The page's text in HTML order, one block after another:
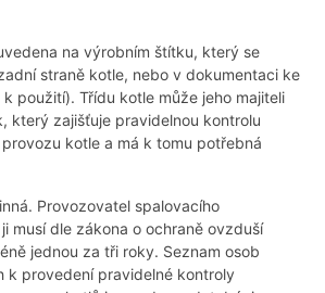
na výrobním štítku, který se
straně kotle, nebo v dokumentaci ke
použití). Třídu kotle může jeho majiteli
který zajišťuje pravidelnou kontrolu
kotle a má k tomu potřebná
Provozovatel spalovacího
musí dle zákona o ochraně ovzduší
jednou za tři roky. Seznam osob
k provedení pravidelné kontroly